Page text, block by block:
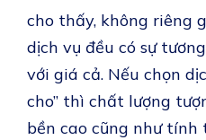
cho thấy, không riêng
dịch vụ đều có sự
với giá cả. Nếu chọn
cho” thì chất lượng
bền cao cũng như